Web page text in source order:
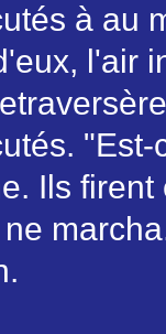
à au
l'air
Ils